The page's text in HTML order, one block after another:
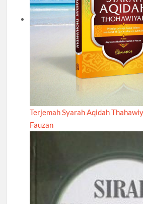
Terjemah Syarah Aqidah
Fauzan